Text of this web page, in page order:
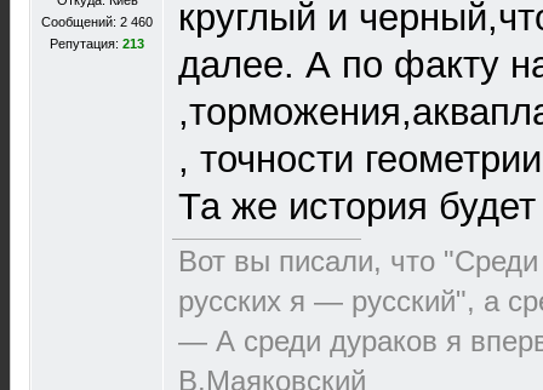
Сообщений: 2 460
Репутация: 213
круглый и
далее. А по факту
, точности
Та же история
Вот вы писали, что
русских я — русский", а
— А среди дураков я
В.Маяковский